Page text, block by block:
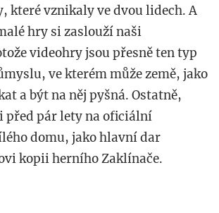
které vznikaly ve dvou lidech. A
hry si zaslouží naši
videohry jsou přesně ten typ
ve kterém může země, jako
a být na něj pyšná. Ostatně,
před pár lety na oficiální
domu, jako hlavní dar
kopii herního Zaklínače.